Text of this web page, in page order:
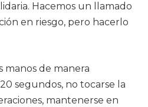
Hacemos un llamado
en riesgo, pero hacerlo
manos de manera
segundos, no tocarse la
mantenerse en